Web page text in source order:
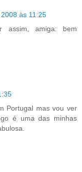
às 11:25
assim, amiga: bem
Portugal mas vou ver
é uma das minhas